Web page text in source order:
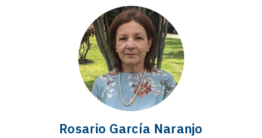
Rosario García Naranjo